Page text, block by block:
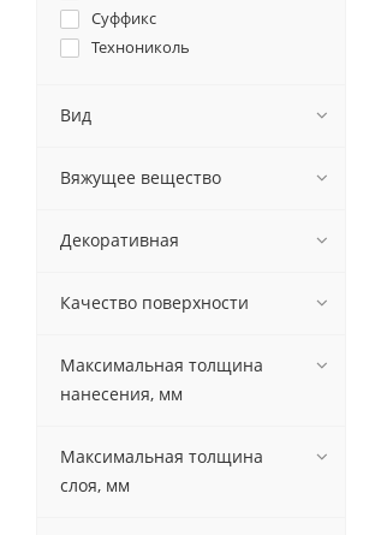
Суффикс
Технониколь
Вид
Вяжущее вещество
Декоративная
Качество поверхности
Максимальная толщина
нанесения, мм
Максимальная толщина
слоя, мм